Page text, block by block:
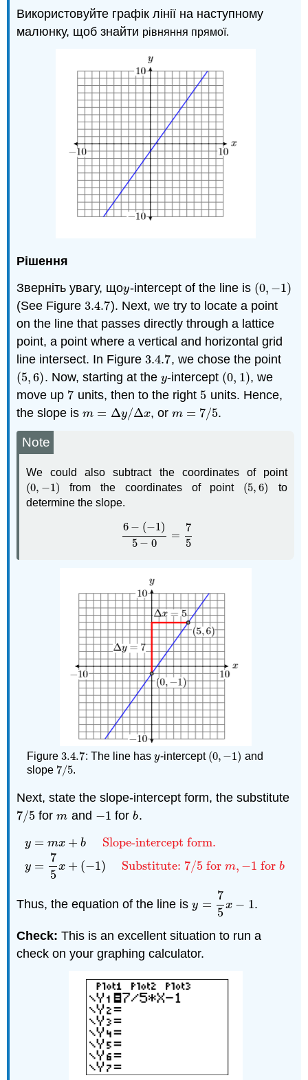
Використовуйте графік лінії на наступному
малюнку, щоб знайти рівняння прямої.
Рішення
Зверніть увагу, щоy
y-intercept of the line is (0, −1)
(0, −1)
(See Figure3.4.7
3.4.7). Next, we try to locate a point
on the line that passes directly through a lattice
point, a point where a vertical and horizontal grid
line intersect. In Figure3.4.7
3.4.7, we chose the point
(5, 6)
(5, 6) . Now, starting at the y
y-intercept (0, 1)
(0, 1) , we
move up 7
7 units, then to the right 5
5 units. Hence,
the slope ism = Δy/Δx
m=Δ y/Δx , or m = 7/5
m=7 5 .
Note
We could also subtract the coordinates of point
(0, −1)
(0, −1) from the coordinates of point (5, 6)
(5, 6)
to
determine the slope.
6 − (−1)
5 − 0
=
7
5
6−(−1)5− 0=7 5
Figure3.4.7
3.4.7: The line has y
y-intercept (0, −1)
(0,−1)
and
slope 7/5
7/5.
Next, state the slope-intercept form, the substitute
7/5
7/5 form
m and −1
−1 for b
b.
y
y
= mx + b
Slope-intercept form.
=
7
5
x + (−1) Substitute: 7/5 form, −1 forb
x+ Slope-intercept form. =
Thus, the equation of the line isy =
7
5
x − 1
y =7 5x− 1 .
Check: This is an excellent situation to run a
check on your graphing calculator.